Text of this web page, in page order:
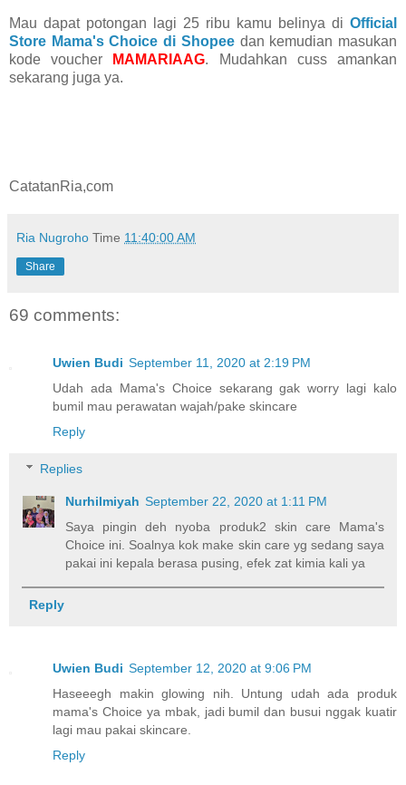
Mau dapat potongan lagi 25 ribu kamu belinya di Official
Store Mama's Choice di Shopeedan kemudian masukan
kode voucher
MAMARIAAG. Mudahkan cuss amankan
sekarang juga ya.
CatatanRia,com
Ria Nugroho Time 11:40:00 AM
Share
69 comments:
Uwien Budi September 11, 2020 at 2:19 PM
Udah ada Mama's Choice sekarang gak worry lagi kalo
bumil mau perawatan wajah/pake skincare
Reply
Replies
Nurhilmiyah September 22, 2020 at 1:11 PM
Saya pingin deh nyoba produk2 skin care Mama's
Choice ini. Soalnya kok make skin care yg sedang saya
pakai ini kepala berasa pusing, efek zat kimia kali ya
Reply
Uwien Budi September 12, 2020 at 9:06 PM
Haseeegh makin glowing nih. Untung udah ada produk
mama's Choice ya mbak, jadi bumil dan busui nggak kuatir
lagi mau pakai skincare.
Reply